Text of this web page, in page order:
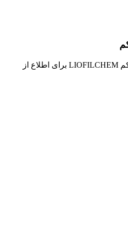
فروش ویژه محصولات لیوفیکم LIOFILCHEM برای اطلاع از